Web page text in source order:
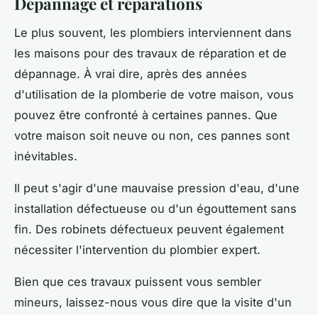
Le plus souvent, les plombiers interviennent dans
les maisons pour des travaux de réparation et de
dépannage. À vrai dire, après des années
d'utilisation de la plomberie de votre maison, vous
pouvez être confronté à certaines pannes. Que
votre maison soit neuve ou non, ces pannes sont
inévitables.
Il peut s'agir d'une mauvaise pression d'eau, d'une
installation défectueuse ou d'un égouttement sans
fin. Des robinets défectueux peuvent également
nécessiter l'intervention du plombier expert.
Bien que ces travaux puissent vous sembler
mineurs, laissez-nous vous dire que la visite d'un